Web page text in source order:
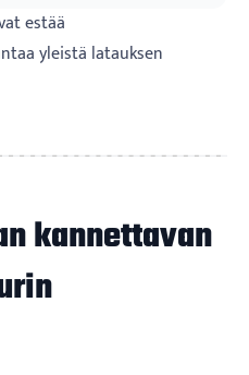
estää
yleistä latauksen
kannettavan